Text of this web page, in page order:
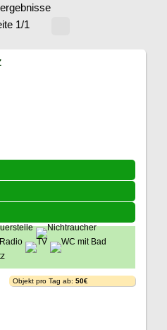
1/1
Objekt pro Tag ab: 50€